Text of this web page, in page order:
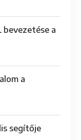
bevezetése a
a
segítője